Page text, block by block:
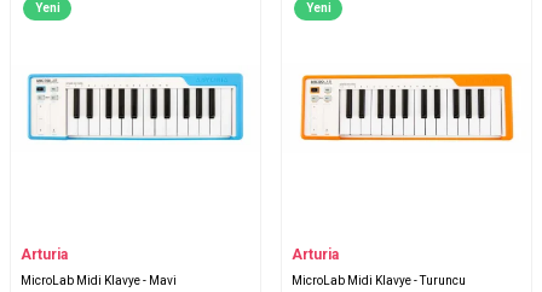
Yeni
Arturia
MicroLab Midi Klavye - Mavi
Yeni
Arturia
MicroLab Midi Klavye - Turuncu